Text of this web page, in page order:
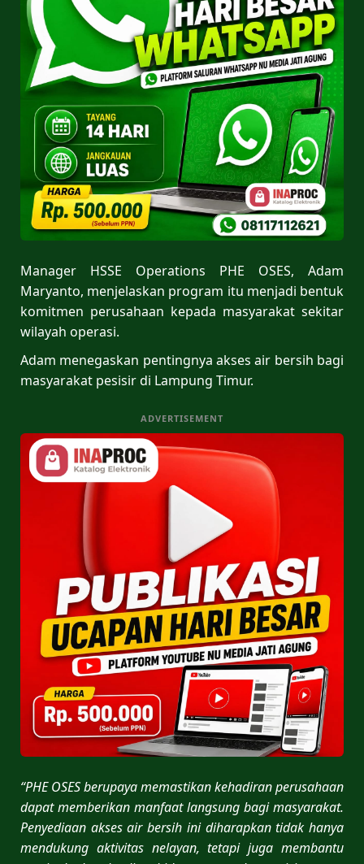
Manager HSSE Operations PHE OSES, Adam
Maryanto, menjelaskan program itu menjadi bentuk
komitmen perusahaan kepada masyarakat sekitar
wilayah operasi.
Adam menegaskan pentingnya akses air bersih bagi
masyarakat pesisir di Lampung Timur.
ADVERTISEMENT
“PHE OSES berupaya memastikan kehadiran perusahaan
dapat memberikan manfaat langsung bagi masyarakat.
Penyediaan akses air bersih ini diharapkan tidak hanya
mendukung aktivitas nelayan, tetapi juga membantu